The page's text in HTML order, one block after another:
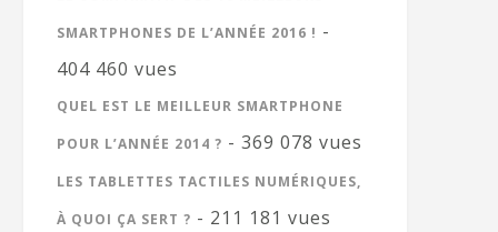
SMARTPHONES DE L’ANNÉE 2016 ! -
404 460 vues
QUEL EST LE MEILLEUR SMARTPHONE
POUR L’ANNÉE 2014 ? - 369 078 vues
LES TABLETTES TACTILES NUMÉRIQUES,
À QUOI ÇA SERT ? - 211 181 vues